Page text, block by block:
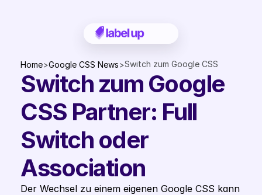
Home>Google CSS News>Switch zum Google CSS
Partner: Full Switch oder
Association
Switch zum Google
CSS Partner: Full
Switch oder
Association
Der Wechsel zu einem eigenen Google CSS kann